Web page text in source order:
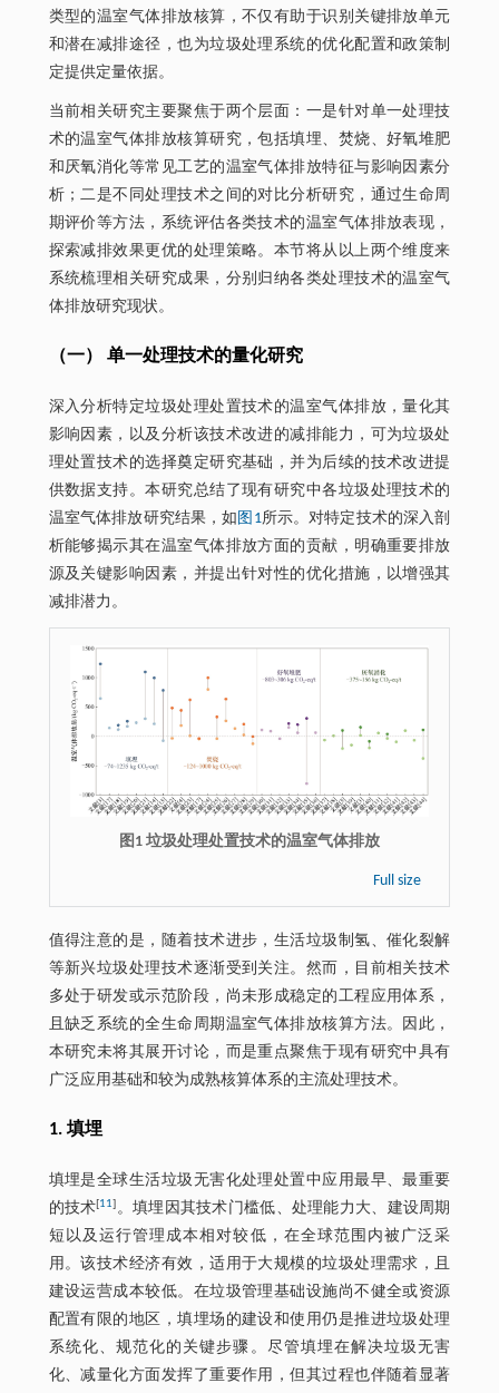
类型的温室气体排放核算，不仅有助于识别关键排放单元
和潜在减排途径，也为垃圾处理系统的优化配置和政策制
定提供定量依据。
当前相关研究主要聚焦于两个层面：一是针对单一处理技
术的温室气体排放核算研究，包括填埋、焚烧、好氧堆肥
和厌氧消化等常见工艺的温室气体排放特征与影响因素分
析；二是不同处理技术之间的对比分析研究，通过生命周
期评价等方法，系统评估各类技术的温室气体排放表现，
探索减排效果更优的处理策略。本节将从以上两个维度来
系统梳理相关研究成果，分别归纳各类处理技术的温室气
体排放研究现状。
（一） 单一处理技术的量化研究
深入分析特定垃圾处理处置技术的温室气体排放，量化其
影响因素，以及分析该技术改进的减排能力，可为垃圾处
理处置技术的选择奠定研究基础，并为后续的技术改进提
供数据支持。本研究总结了现有研究中各垃圾处理技术的
温室气体排放研究结果，如 图1所示。对特定技术的深入剖
析能够揭示其在温室气体排放方面的贡献，明确重要排放
源及关键影响因素，并提出针对性的优化措施，以增强其
减排潜力。
图1 垃圾处理处置技术的温室气体排放
Full size
值得注意的是，随着技术进步，生活垃圾制氢、催化裂解
等新兴垃圾处理技术逐渐受到关注。然而，目前相关技术
多处于研发或示范阶段，尚未形成稳定的工程应用体系，
且缺乏系统的全生命周期温室气体排放核算方法。因此，
本研究未将其展开讨论，而是重点聚焦于现有研究中具有
广泛应用基础和较为成熟核算体系的主流处理技术。
1. 填埋
填埋是全球生活垃圾无害化处理处置中应用最早、最重要
的技术[11] 。填埋因其技术门槛低、处理能力大、建设周期
短以及运行管理成本相对较低，在全球范围内被广泛采
用。该技术经济有效，适用于大规模的垃圾处理需求，且
建设运营成本较低。在垃圾管理基础设施尚不健全或资源
配置有限的地区，填埋场的建设和使用仍是推进垃圾处理
系统化、规范化的关键步骤。尽管填埋在解决垃圾无害
化、减量化方面发挥了重要作用，但其过程也伴随着显著